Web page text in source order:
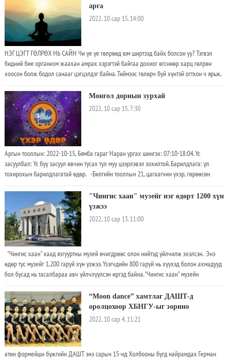
арга
2022, 10 сар 15. 14:00
НЭГ ЦЭГТ ГӨЛРӨХ НЬ САЙН Чи үе үе гөлрөөд юм ширтээд байх болсон уу? Тэгвэл
бидний бие организм жаахан амрах хэрэгтэй байгаа дохиог өгснөөр харц гөлрөн
хоосон болж бодол санааг цэгцэлдэг байна. Тиймээс гөлөрч буй хүнтэй огтхон ч ярьж,
Монгол дорнын зурхай
2022, 10 сар 15. 7:30
Аргын тооллын: 2022-10-15, Бямба гараг Наран ургах шингэх: 07:10-18:04. Үс
засуулбал: Үс бүү засуул өвчин тусах тул муу цээрлэвэл зохилтой. Барилдлага: үл
тохирохын барилдлагатай өдөр. -Билгийн тооллын 21, цагаагчин үхэр, гөрөөсөн
ургах/шингэх цаг: 07:10-18:04. -Өдрийн сайн цаг: Могой(09:40-11:40), бич(15:40-
17:40), гахай(21:40-23:40), бар(03:40-05:40), туулай(05:40-07:40) болой. -Хүний сүлд
цээж, хавирга, зүрхэнд, гэрийн сүлд туурга, хананд орших болой. -Үс бүү засуул өвчин
тусах тул муу цээрлэвэл зохилтой. -Хол газар явагсад баруун хойд зүгт мөрөө гаргавал
зохистой. -Тахиа, могой, үхэр жилтнээ аливаа үйлийг хийхэд эерэг сайн. Харин хонь,
гахай, хулгана жилтнээ сөрөг муу. -Аливаа санасан үйлс сэтгэлчлэн бүтмүй
"Чингис хаан" музейг нэг өдөрт 1200 хүн
үзжээ
2022, 10 сар 13. 11:00
"Чингис хаан" хаад язгууртны музей өчигдрөөс олон нийтэд үйлчилж эхэлсэн. Энэ
өдөр тус музейг 1,200 гаруй хүн үзжээ. Үзэгчдийн 800 гаруй нь хүүхэд болон ахмадууд
бол бусад нь тасалбараа авч үйлчлүүлсэн иргэд байна. "Чингис хаан" музейн
дагуу 0-16 насны хүүхэд, хөгжлийн бэрхшээлтэй иргэн, ахмад настанд үнэгүй
үйлчилдэг. Цагийн хуваарийн тухайд өдөр бүр 09:00-18:00 цагт нээлттэй байх бөгөөд
тасалбар борлуулах цэг 16:30 цаг хүртэл ажиллана.
“Moon dance” хамтлаг ДАШТ-д
оролцохоор ХБНГУ-ыг зорино
2022, 10 сар 4. 11:21
атин формейшн бүжгийн ДАШТ энэ сарын 15-нд Холбооны бүгд найрамдах Герман